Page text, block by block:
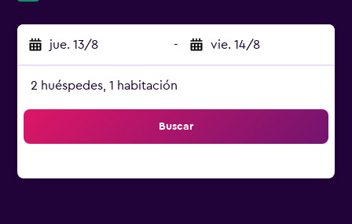
jue. 13/8 - vie. 14/8
2 huéspedes, 1 habitación
Buscar